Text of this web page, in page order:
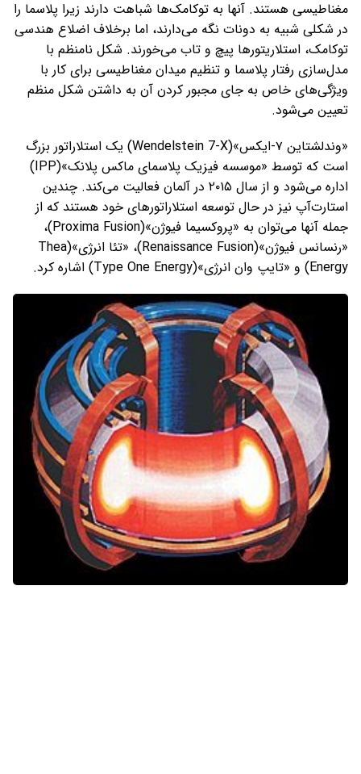
مغناطیسی هستند. آنها به توکامک‌ها شباهت دارند زیرا پلاسما را
در شکلی شبیه به دونات نگه می‌دارند، اما برخلاف اضلاع هندسی
توکامک، استلاریتورها پیچ و تاب می‌خورند. شکل نامنظم با
مدل‌سازی رفتار پلاسما و تنظیم میدان مغناطیسی برای کار با
ویژگی‌های خاص به جای مجبور کردن آن به داشتن شکل منظم
تعیین می‌شود.
«وندلشتاین ۷-ایکس»(Wendelstein 7-X) یک استلاراتور بزرگ
است که توسط «موسسه فیزیک پلاسمای ماکس پلانک»(IPP)
اداره می‌شود و از سال ۲۰۱۵ در آلمان فعالیت می‌کند. چندین
استارت‌آپ نیز در حال توسعه استلاراتورهای خود هستند که از
جمله آنها می‌توان به «پروکسیما فیوژن»(Proxima Fusion)،
«رنسانس فیوژن»(Renaissance Fusion)، «تئا انرژی»(Thea
Energy) و «تایپ وان انرژی»(Type One Energy) اشاره کرد.